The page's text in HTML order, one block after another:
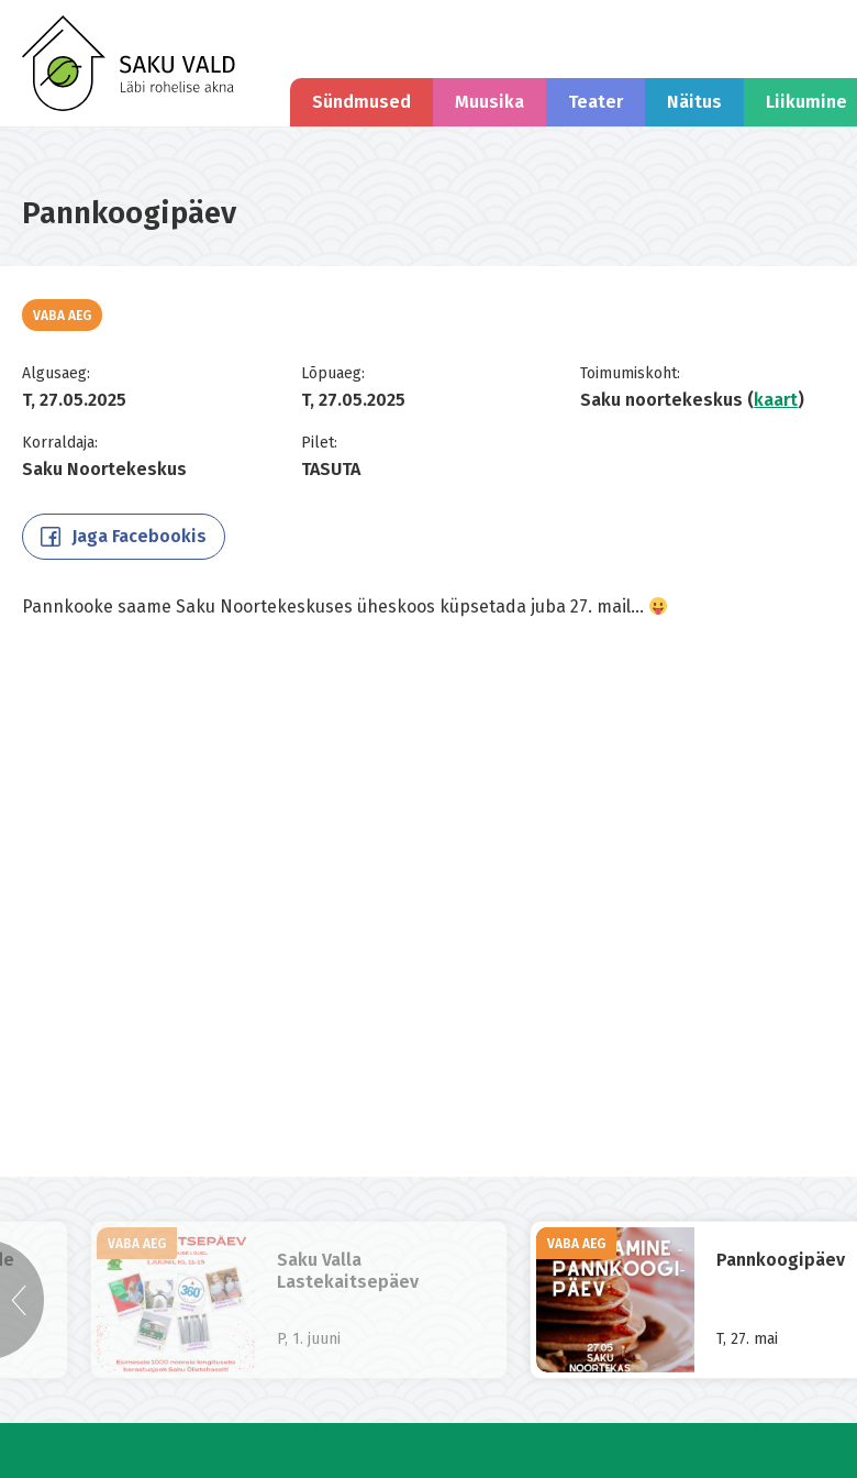
Sündmused Muusika Teater Näitus Liikumine
Pannkoogipäev
VABA AEG
Algusaeg:
T, 27.05.2025
Lõpuaeg:
T, 27.05.2025
Toimumiskoht:
Saku noortekeskus (kaart)
Korraldaja:
Saku Noortekeskus
Pilet:
TASUTA
Jaga Facebookis
Pannkooke saame Saku Noortekeskuses üheskoos küpsetada juba 27. mail…
VABA AEG
Saku Valla
Lastekaitsepäev
P, 1. juuni
VABA AEG
Pannkoogipäev
T, 27. mai